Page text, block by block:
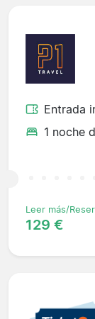
Entrada
1 noche
Leer más/
129 €